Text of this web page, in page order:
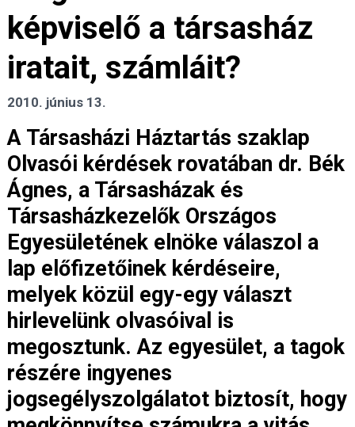
képviselő a társasház
iratait, számláit?
2010. június 13.
A Társasházi Háztartás szaklap
Olvasói kérdések rovatában dr. Bék
Ágnes, a Társasházak és
Társasházkezelők Országos
Egyesületének elnöke válaszol a
lap előfizetőinek kérdéseire,
melyek közül egy-egy választ
hirlevelünk olvasóival is
megosztunk. Az egyesület, a tagok
részére ingyenes
jogsegélyszolgálatot biztosít, hogy